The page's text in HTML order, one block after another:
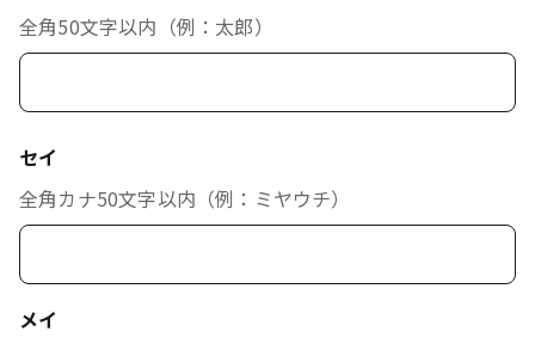
全角50文字以内（例：太郎）
セイ
全角カナ50文字以内（例：ミヤウチ）
メイ